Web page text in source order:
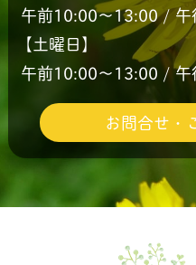
午前10:00〜13:00 /
【土曜日】
午前10:00〜13:00 /
お問合せ・